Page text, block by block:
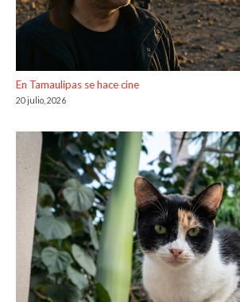
En Tamaulipas se hace cine
20 julio, 2026